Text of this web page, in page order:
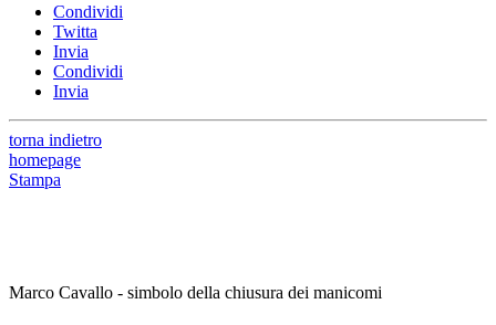
Condividi
Twitta
Invia
Condividi
Invia
torna indietro
homepage
Stampa
Marco Cavallo - simbolo della chiusura dei manicomi